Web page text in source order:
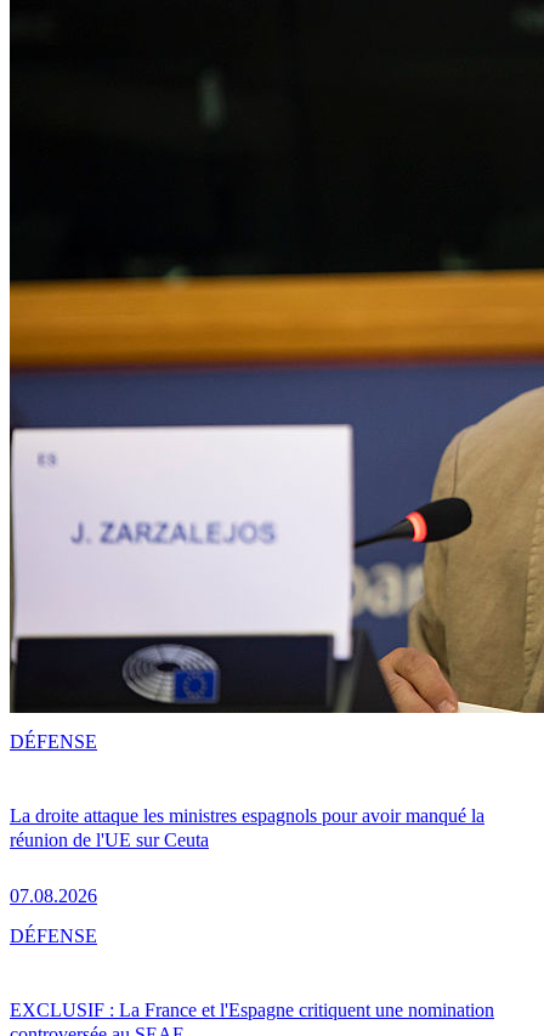
La droite attaque les ministres espagnols pour avoir manqué la
réunion de l'UE sur Ceuta
07.08.2026
DÉFENSE
EXCLUSIF : La France et l'Espagne critiquent une nomination
DÉFENSE